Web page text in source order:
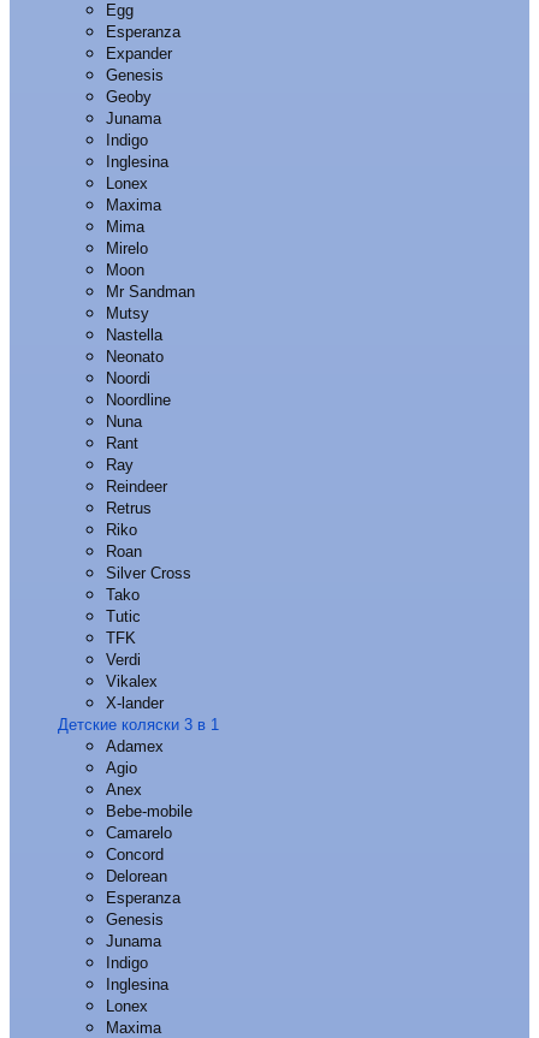
Egg
Esperanza
Expander
Genesis
Geoby
Junama
Indigo
Inglesina
Lonex
Maxima
Mima
Mirelo
Moon
Mr Sandman
Mutsy
Nastella
Neonato
Noordi
Noordline
Nuna
Rant
Ray
Reindeer
Retrus
Riko
Roan
Silver Cross
Tako
Tutic
TFK
Verdi
Vikalex
X-lander
Детские коляски 3 в 1
Adamex
Agio
Anex
Bebe-mobile
Camarelo
Concord
Delorean
Esperanza
Genesis
Junama
Indigo
Inglesina
Lonex
Maxima